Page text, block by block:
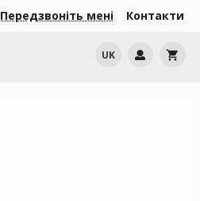
Передзвоніть мені Контакти
UK shopping_cart